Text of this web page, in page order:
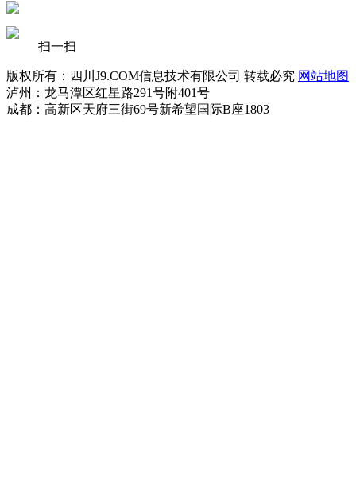
扫一扫
版权所有：四川J9.COM信息技术有限公司 转载必究 网站地图
泸州：龙马潭区红星路291号附401号
成都：高新区天府三街69号新希望国际B座1803